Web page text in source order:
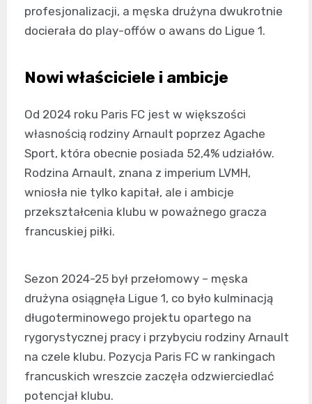
profesjonalizacji, a męska drużyna dwukrotnie
docierała do play-offów o awans do Ligue 1.
Nowi właściciele i ambicje
Od 2024 roku Paris FC jest w większości
własnością rodziny Arnault poprzez Agache
Sport, która obecnie posiada 52,4% udziałów.
Rodzina Arnault, znana z imperium LVMH,
wniosła nie tylko kapitał, ale i ambicje
przekształcenia klubu w poważnego gracza
francuskiej piłki.
Sezon 2024-25 był przełomowy – męska
drużyna osiągnęła Ligue 1, co było kulminacją
długoterminowego projektu opartego na
rygorystycznej pracy i przybyciu rodziny Arnault
na czele klubu. Pozycja Paris FC w rankingach
francuskich wreszcie zaczęła odzwierciedlać
potencjał klubu.